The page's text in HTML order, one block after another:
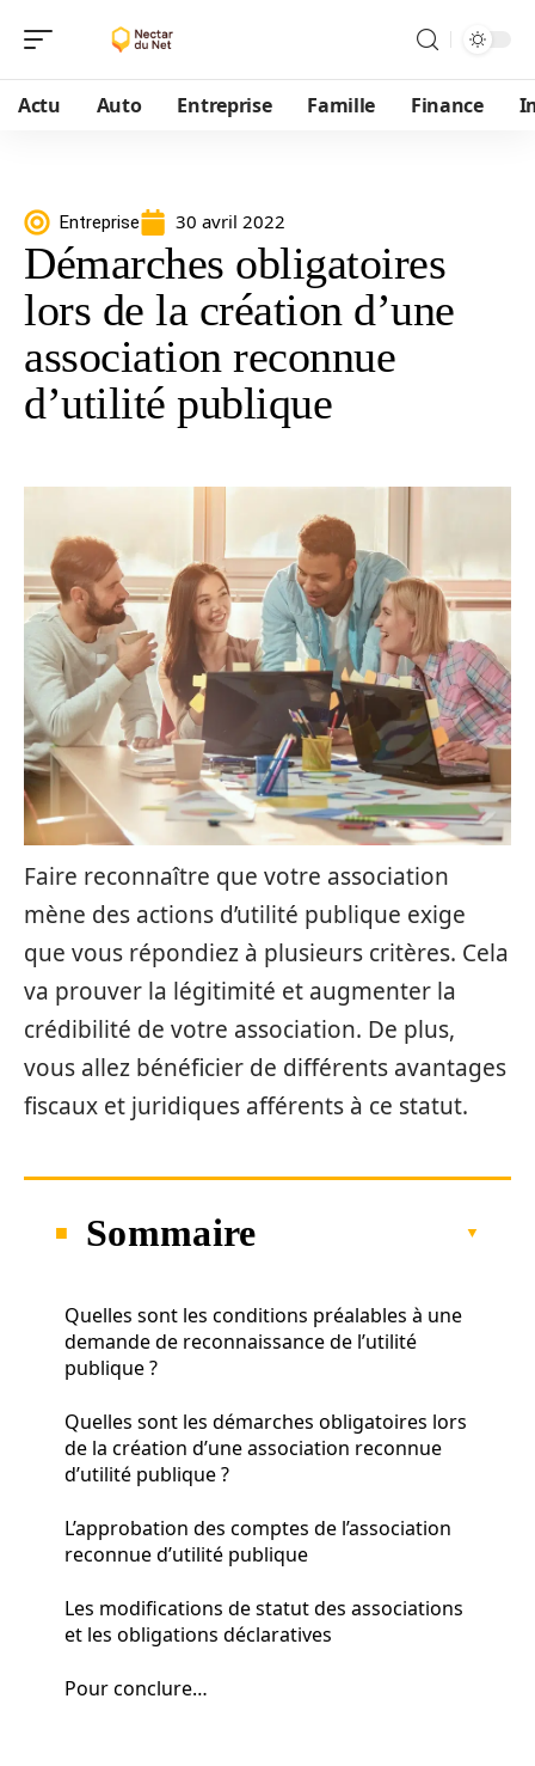
Actu Auto Entreprise Famille Finance
Entreprise 30 avril 2022
Démarches obligatoires
lors de la création d’une
association reconnue
d’utilité publique
Faire reconnaître que votre association
mène des actions d’utilité publique exige
que vous répondiez à plusieurs critères. Cela
va prouver la légitimité et augmenter la
crédibilité de votre association. De plus,
vous allez bénéficier de différents avantages
fiscaux et juridiques afférents à ce statut.
Sommaire
Quelles sont les conditions préalables à une
demande de reconnaissance de l’utilité
publique ?
Quelles sont les démarches obligatoires lors
de la création d’une association reconnue
d’utilité publique ?
L’approbation des comptes de l’association
reconnue d’utilité publique
Les modifications de statut des associations
et les obligations déclaratives
Pour conclure…